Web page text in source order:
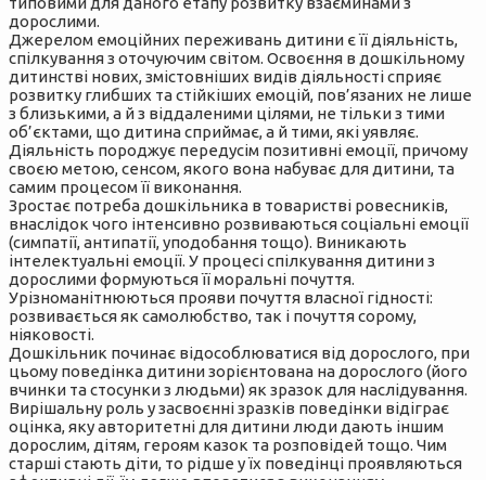
дорослими.
Джерелом емоційних переживань дитини є її діяльність,
спілкування з оточуючим світом. Освоєння в дошкільному
дитинстві нових, змістовніших видів діяльності сприяє
розвитку глибших та стійкіших емоцій, пов’язаних не лише
з близькими, а й з віддаленими цілями, не тільки з тими
об’єктами, що дитина сприймає, а й тими, які уявляє.
Діяльність породжує передусім позитивні емоції, причому
своєю метою, сенсом, якого вона набуває для дитини, та
самим процесом її виконання.
Зростає потреба дошкільника в товаристві ровесників,
внаслідок чого інтенсивно розвиваються соціальні емоції
(симпатії, антипатії, уподобання тощо). Виникають
інтелектуальні емоції. У процесі спілкування дитини з
дорослими формуються її моральні почуття.
Урізноманітнюються прояви почуття власної гідності:
розвивається як самолюбство, так і почуття сорому,
ніяковості.
Дошкільник починає відособлюватися від дорослого, при
цьому поведінка дитини зорієнтована на дорослого (його
вчинки та стосунки з людьми) як зразок для наслідування.
Вирішальну роль у засвоєнні зразків поведінки відіграє
оцінка, яку авторитетні для дитини люди дають іншим
дорослим, дітям, героям казок та розповідей тощо. Чим
старші стають діти, то рідше у їх поведінці проявляються